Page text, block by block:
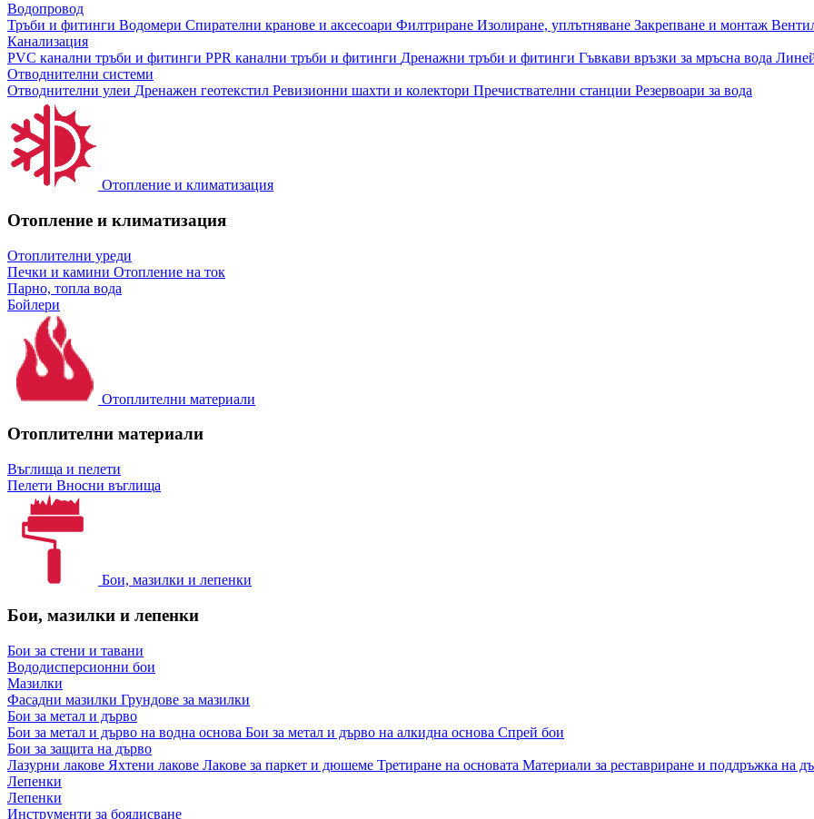
Водопровод
Тръби и фитинги Водомери Спирателни кранове и аксесоари Филтриране Изолиране, уплътняване Закрепване и монтаж
Канализация
PVC канални тръби и фитинги PPR канални тръби и фитинги Дренажни тръби и фитинги Гъвкави връзки за мръсна вода
Отводнителни системи
Отводнителни улеи Дренажен геотекстил Ревизионни шахти и колектори Пречиствателни станции Резервоари за вода
Отопление и климатизация
Отопление и климатизация
Отоплителни уреди
Печки и камини Отопление на ток
Парно, топла вода
Бойлери
Отоплителни материали
Отоплителни материали
Въглища и пелети
Пелети Вносни въглища
Бои, мазилки и лепенки
Бои, мазилки и лепенки
Бои за стени и тавани
Вододисперсионни бои
Мазилки
Фасадни мазилки Грундове за мазилки
Бои за метал и дърво
Бои за метал и дърво на водна основа Бои за метал и дърво на алкидна основа Спрей бои
Бои за защита на дърво
Лазурни лакове Яхтени лакове Лакове за паркет и дюшеме Третиране на основата Материали за реставриране и поддръжка на
Лепенки
Лепенки
Инструменти за боядисване